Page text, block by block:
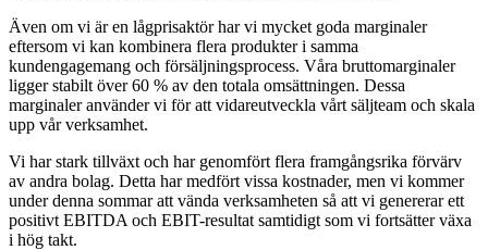
Även om vi är en lågprisaktör har vi mycket goda marginaler
eftersom vi kan kombinera flera produkter i samma
kundengagemang och försäljningsprocess. Våra bruttomarginaler
ligger stabilt över 60 % av den totala omsättningen. Dessa
marginaler använder vi för att vidareutveckla vårt säljteam och skala
upp vår verksamhet.
Vi har stark tillväxt och har genomfört flera framgångsrika förvärv
av andra bolag. Detta har medfört vissa kostnader, men vi kommer
under denna sommar att vända verksamheten så att vi genererar ett
positivt EBITDA och EBIT-resultat samtidigt som vi fortsätter växa
i hög takt.